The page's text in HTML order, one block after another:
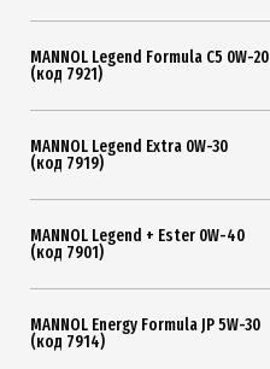
MANNOL Legend Formula C5 0W-20
(код 7921)
MANNOL Legend Extra 0W-30
(код 7919)
MANNOL Legend + Ester 0W-40
(код 7901)
MANNOL Energy Formula JP 5W-30
(код 7914)